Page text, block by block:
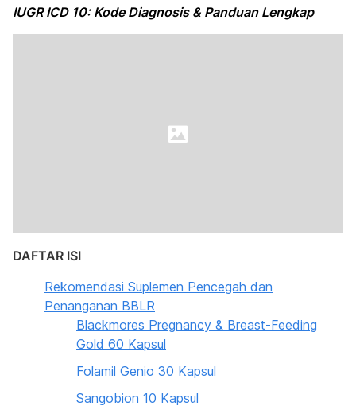
IUGR ICD 10: Kode Diagnosis & Panduan Lengkap
DAFTAR ISI
Rekomendasi Suplemen Pencegah dan
Penanganan BBLR
Blackmores Pregnancy & Breast-Feeding
Gold 60 Kapsul
Folamil Genio 30 Kapsul
Sangobion 10 Kapsul